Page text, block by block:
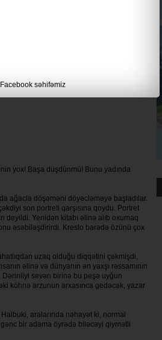
görməmişəm.
yerin yoxdur.
yox! Başa düşdünmü! Bunu yadında
ağacla döşəməni döyəcləməyə başladılar.
son portreti qarşısına qoydu. Portret
Yenidən kitabı əlinə alıb oxumaq
əsəbiləşdirirdi. Kreslo barədə özünü çox
uzaq olduğu diqqətini çəkmişdi,
əlinə və dünyanın ən yaxşı rəssamının
sevən birinə bu peşə uyğun
köhnə arzunun arxasınca gedəcək, yazar
aralarında nəhayət ki, normal
bir adama öyrədə biləcəyi qiymətli
Facebook səhifəmiz